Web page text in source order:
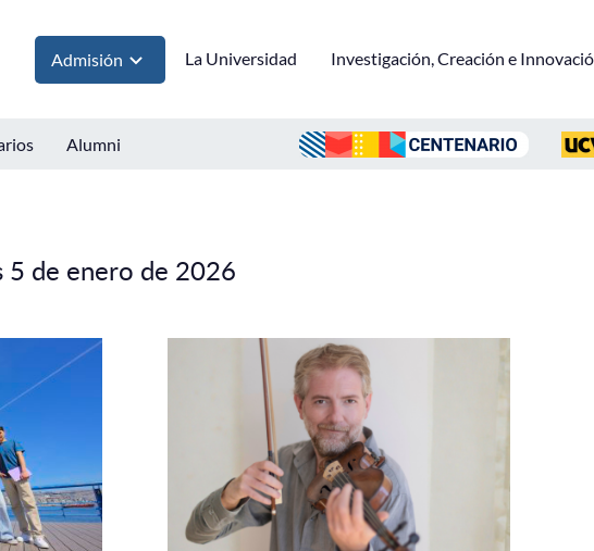
Admisión La Universidad Investigación, Creación e
Alumni
5 de enero de 2026